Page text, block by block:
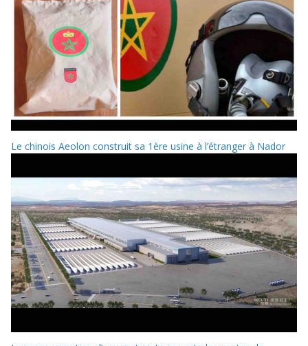
Le chinois Aeolon construit sa 1ère usine à l’étranger à Nador